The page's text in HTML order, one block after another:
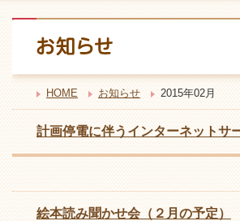
HOME お知らせ 2015年02月
計画停電に伴うインターネットサ
絵本読み聞かせ会（２月の予定）